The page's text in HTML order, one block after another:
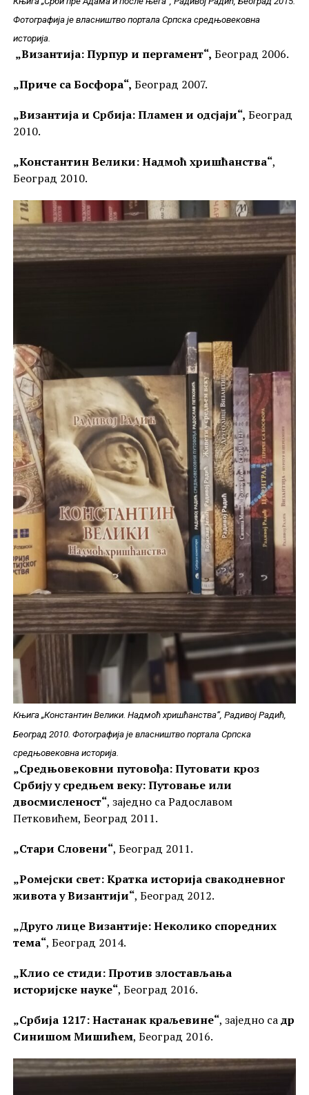
Фотографија је власништво портала Српска средњовековна
историја.
„Византија: Пурпур и пергамент“, Београд 2006.
„Приче са Босфора“, Београд 2007.
„Византија и Србија: Пламен и одсјаји“, Београд
2010.
„Константин Велики: Надмоћ хришћанства“,
Београд 2010.
Књига „Константин Велики. Надмоћ хришћанства“, Радивој Радић,
Београд 2010. Фотографија је власништво портала Српска
средњовековна историја.
„Средњовековни путовођа: Путовати кроз
Србију у средњем веку: Путовање или
двосмисленост“, заједно са Радославом
Петковићем, Београд 2011.
„Стари Словени“, Београд 2011.
„Ромејски свет: Кратка историја свакодневног
живота у Византији“, Београд 2012.
„Друго лице Византије: Неколико споредних
тема“, Београд 2014.
„Клио се стиди: Против злостављања
историјске науке“, Београд 2016.
„Србија 1217: Настанак краљевине“, заједно садр
Синишом Мишићем, Београд 2016.